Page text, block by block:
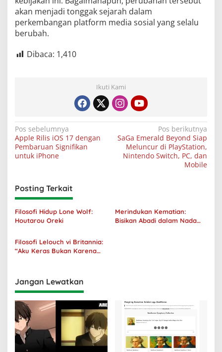
akan menjadi tonggak sejarah dalam
perkembangan platform media sosial yang selalu
berubah.
Dibaca: 1,410
Ikuti Kami
Navigasi
pos
Pos sebelumnya
Apple Rilis iOS 17 dengan
Pembaruan Signifikan
untuk iPhone
Pos berikutnya
SaGa Emerald Beyond Siap
Meluncur di PlayStation,
Nintendo Switch, PC, dan
Mobile
Posting Terkait
Filosofi Hidup Lone Wolf:
Houtarou Oreki
Merindukan Kematian:
Bisikan Abadi dalam Nada
Filosofi Lelouch vi Britannia:
“Aku Keras Bukan Karena
Jangan Lewatkan